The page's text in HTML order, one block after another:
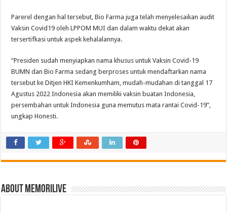
Parerel dengan hal tersebut, Bio Farma juga telah menyelesaikan audit
Vaksin Covid19 oleh LPPOM MUI dan dalam waktu dekat akan
tersertifkasi untuk aspek kehalalannya.
“Presiden sudah menyiapkan nama khusus untuk Vaksin Covid-19
BUMN dan Bio Farma sedang berproses untuk mendaftarkan nama
tersebut ke Ditjen HKI Kemenkumham, mudah-mudahan di tanggal 17
Agustus 2022 Indonesia akan memiliki vaksin buatan Indonesia,
persembahan untuk Indonesia guna memutus mata rantai Covid-19”,
ungkap Honesti.
About memorilive